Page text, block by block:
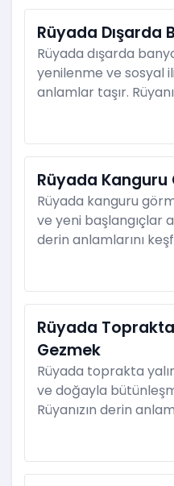
Rüyada Dışarda
Rüyada dışarda
yenilenme ve sosyal
anlamlar taşır.
Rüyada Kanguru
Rüyada kanguru
ve yeni başlangıçlar
derin anlamlarını
Rüyada
Gezmek
Rüyada toprakta
ve doğayla
Rüyanızın derin